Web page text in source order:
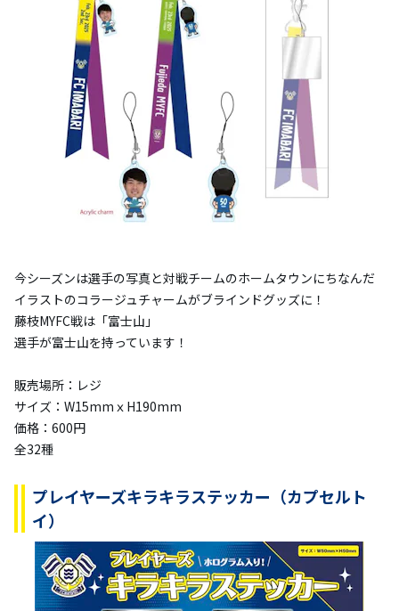
今シーズンは選手の写真と対戦チームのホームタウンにちなんだ
イラストのコラージュチャームがブラインドグッズに！
藤枝MYFC戦は「富士山」
選手が富士山を持っています！
販売場所：レジ
サイズ：W15mmｘH190mm
価格：600円
全32種
プレイヤーズキラキラステッカー（カプセルト
イ）